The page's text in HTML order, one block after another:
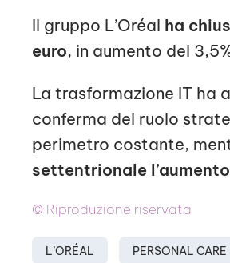
Il gruppo L’Oréal ha
euro, in aumento del
La trasformazione IT ha
conferma del ruolo
perimetro costante,
settentrionale
© Riproduzione riservata
L’ORÉAL PERSONAL CARE